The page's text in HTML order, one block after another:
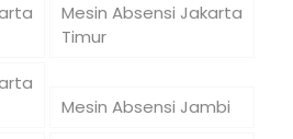
Mesin Absensi Jakarta
Timur
Mesin Absensi Jambi